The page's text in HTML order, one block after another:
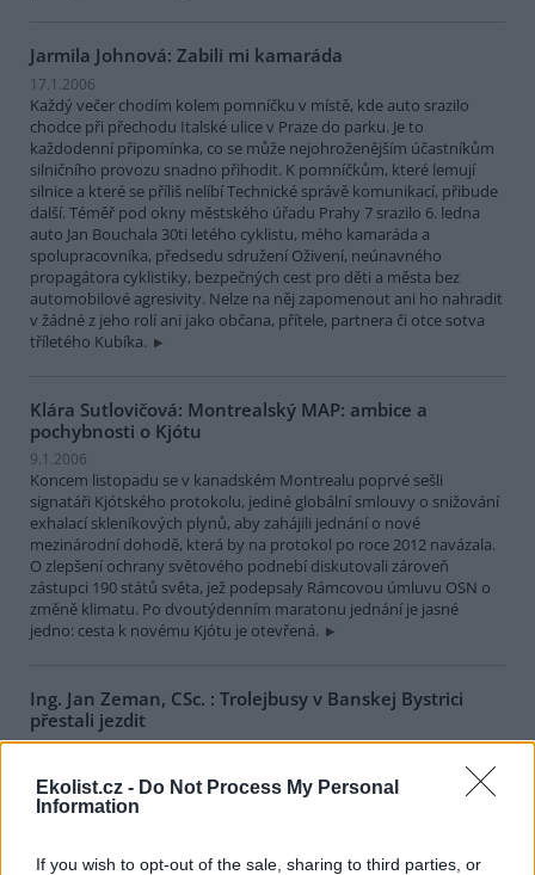
Ekolist.cz - Do Not Process My Personal
Information
If you wish to opt-out of the sale, sharing to third parties, or
Jarmila Johnová: Zabili mi kamaráda
17.1.2006
Každý večer chodím kolem pomníčku v místě, kde auto srazilo
chodce při přechodu Italské ulice v Praze do parku. Je to
každodenní připomínka, co se může nejohroženějším účastníkům
silničního provozu snadno přihodit. K pomníčkům, které lemují
silnice a které se příliš nelíbí Technické správě komunikací, přibude
další. Téměř pod okny městského úřadu Prahy 7 srazilo 6. ledna
auto Jan Bouchala 30ti letého cyklistu, mého kamaráda a
spolupracovníka, předsedu sdružení Oživení, neúnavného
propagátora cyklistiky, bezpečných cest pro děti a města bez
automobilové agresivity. Nelze na něj zapomenout ani ho nahradit
v žádné z jeho rolí ani jako občana, přítele, partnera či otce sotva
tříletého Kubíka.
Klára Sutlovičová: Montrealský MAP: ambice a
pochybnosti o Kjótu
9.1.2006
Koncem listopadu se v kanadském Montrealu poprvé sešli
signatáři Kjótského protokolu, jediné globální smlouvy o snižování
exhalací skleníkových plynů, aby zahájili jednání o nové
mezinárodní dohodě, která by na protokol po roce 2012 navázala.
O zlepšení ochrany světového podnebí diskutovali zároveň
zástupci 190 států světa, jež podepsaly Rámcovou úmluvu OSN o
změně klimatu. Po dvoutýdenním maratonu jednání je jasné
jedno: cesta k novému Kjótu je otevřená.
Ing. Jan Zeman, CSc. : Trolejbusy v Banskej Bystrici
přestali jezdit
9.1.2006
rozjely poprvé trolejbusy. Prostředky veřejné dopravy, které
neobtěžují okolí hlukem a emisemi. Stalo se tak na jaře 1989.
donedávna netušil, že 31.12.2005 vyjedou naposled.